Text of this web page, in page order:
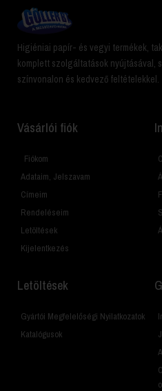
Higiéniai papír- és vegyi termékek,
komplett szolgáltatások nyújtásával,
színvonalon és kedvező feltételekkel.
Vásárlói fiók
Fiókom
Adataim, Jelszavam
Címeim
Rendeléseim
Letöltések
Kijelentkezés
Letöltések
Gyártói Megfelelőségi Nyilatkozatok
Katalógusok